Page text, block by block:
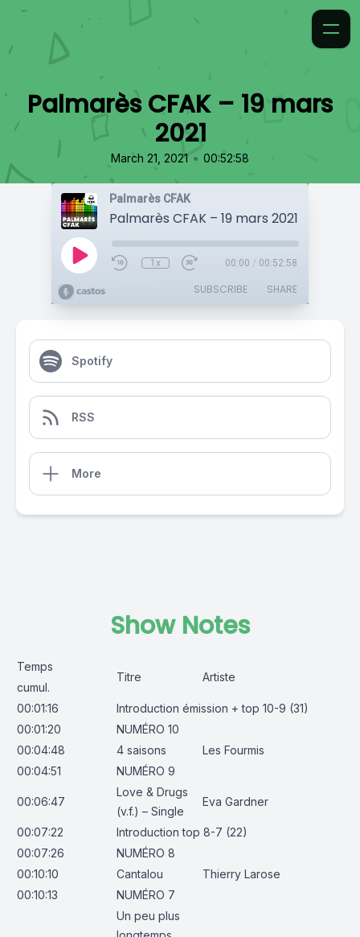
Palmarès CFAK – 19 mars
2021
March 21, 2021 • 00:52:58
Palmarès CFAK
Palmarès CFAK – 19 mars 2021
1x 00:00 / 00:52:58
SUBSCRIBE SHARE
Spotify
RSS
More
Show Notes
Temps
Titre Artiste
cumul.
00:01:16
Introduction émission + top 10-9 (31)
00:01:20
NUMÉRO 10
00:04:48
4 saisons
Les Fourmis
00:04:51
NUMÉRO 9
00:06:47
Love & Drugs
(v.f.) – Single
Eva Gardner
00:07:22
Introduction top 8-7 (22)
00:07:26
NUMÉRO 8
00:10:10
Cantalou
Thierry Larose
00:10:13
NUMÉRO 7
Un peu plus